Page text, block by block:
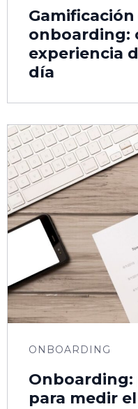
Gamificación
onboarding:
experiencia
día
ONBOARDING
Onboarding:
para medir